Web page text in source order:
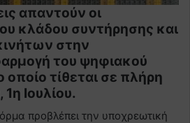
απαντούν οι
κλάδου συντήρησης και
στην
του ψηφιακού
οποίο τίθεται σε πλήρη
Ιουλίου.
προβλέπει την υποχρεωτική